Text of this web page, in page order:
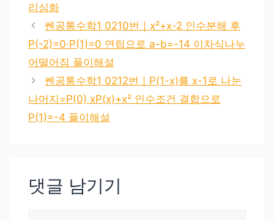
리심화
쎈공통수학1 0210번｜x²+x-2 인수분해 후
P(-2)=0·P(1)=0 연립으로 a-b=-14 이차식나누
어떨어짐 풀이해설
쎈공통수학1 0212번｜P(1-x)를 x-1로 나눈
나머지=P(0) xP(x)+x² 인수조건 결합으로
P(1)=-4 풀이해설
댓글 남기기